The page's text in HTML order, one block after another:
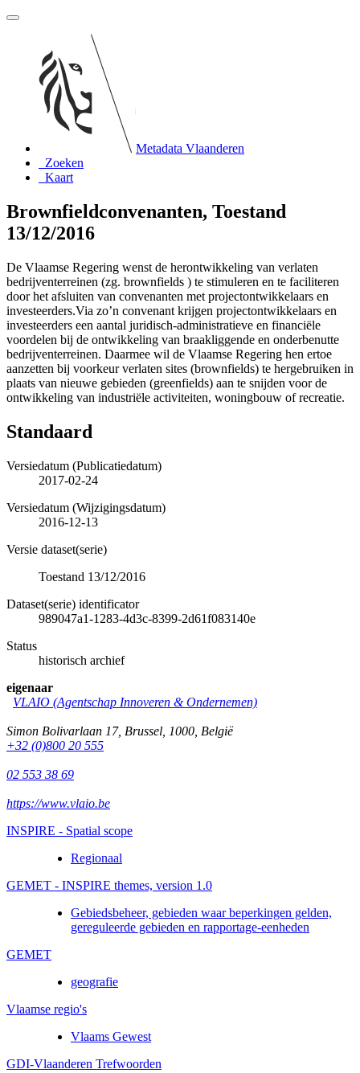
Metadata Vlaanderen
Zoeken
Kaart
Brownfieldconvenanten, Toestand
13/12/2016
De Vlaamse Regering wenst de herontwikkeling van verlaten
bedrijventerreinen (zg. brownfields ) te stimuleren en te faciliteren
door het afsluiten van convenanten met projectontwikkelaars en
investeerders.Via zo’n convenant krijgen projectontwikkelaars en
investeerders een aantal juridisch-administratieve en financiële
voordelen bij de ontwikkeling van braakliggende en onderbenutte
bedrijventerreinen. Daarmee wil de Vlaamse Regering hen ertoe
aanzetten bij voorkeur verlaten sites (brownfields) te hergebruiken in
plaats van nieuwe gebieden (greenfields) aan te snijden voor de
ontwikkeling van industriële activiteiten, woningbouw of recreatie.
Standaard
Versiedatum (Publicatiedatum)
2017-02-24
Versiedatum (Wijzigingsdatum)
2016-12-13
Versie dataset(serie)
Toestand 13/12/2016
Dataset(serie) identificator
989047a1-1283-4d3c-8399-2d61f083140e
Status
historisch archief
eigenaar
VLAIO (Agentschap Innoveren & Ondernemen)
Simon Bolivarlaan 17, Brussel 1000 België
+32 (0)800 20 555
02 553 38 69
https://www.vlaio.be
INSPIRE - Spatial scope
Regionaal
GEMET - INSPIRE themes, version 1.0
Gebiedsbeheer, gebieden waar beperkingen gelden,
gereguleerde gebieden en rapportage-eenheden
GEMET
geografie
Vlaamse regio's
Vlaams Gewest
GDI-Vlaanderen Trefwoorden